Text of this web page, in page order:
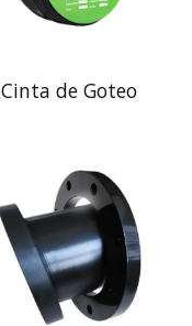
Cinta de Goteo